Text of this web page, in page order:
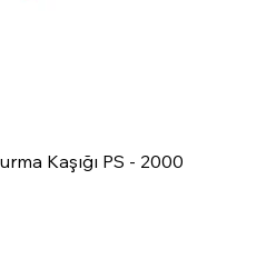
Kaşığı PS - 2000